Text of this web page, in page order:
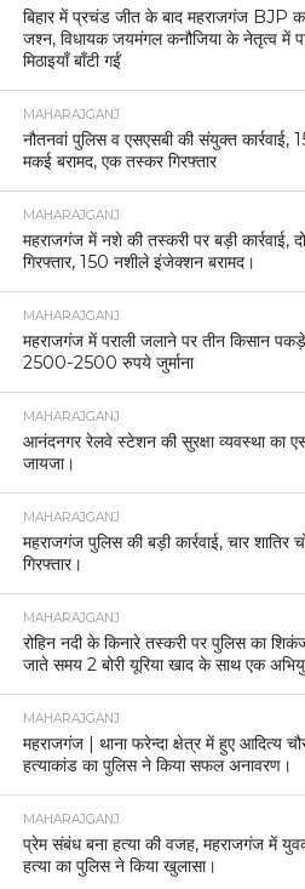
बिहार में प्रचंड जीत के बाद महराजगंज BJP
जश्न, विधायक जयमंगल कनौजिया के नेतृत्व में
मिठाइयाँ बाँटी गईं
MAHARAJGANJ
नौतनवां पुलिस व एसएसबी की संयुक्त कार्रवाई, 15
मकई बरामद, एक तस्कर गिरफ्तार
MAHARAJGANJ
महराजगंज में नशे की तस्करी पर बड़ी कार्रवाई,
गिरफ्तार, 150 नशीले इंजेक्शन बरामद।
MAHARAJGANJ
महराजगंज में पराली जलाने पर तीन किसान
2500-2500 रुपये जुर्माना
MAHARAJGANJ
आनंदनगर रेलवे स्टेशन की सुरक्षा व्यवस्था का
जायजा।
MAHARAJGANJ
महराजगंज पुलिस की बड़ी कार्रवाई, चार शातिर
गिरफ्तार।
MAHARAJGANJ
रोहिन नदी के किनारे तस्करी पर पुलिस का
जाते समय 2 बोरी यूरिया खाद के साथ एक
MAHARAJGANJ
महराजगंज | थाना फरेन्दा क्षेत्र में हुए आदित्य
हत्याकांड का पुलिस ने किया सफल अनावरण।
MAHARAJGANJ
प्रेम संबंध बना हत्या की वजह, महराजगंज में
हत्या का पुलिस ने किया खुलासा।